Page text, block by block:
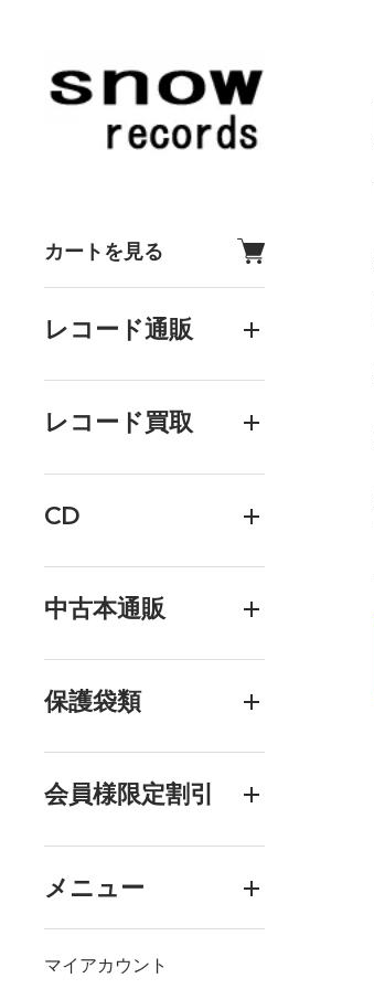
カートを見る
レコード通販
レコード買取
CD
中古本通販
保護袋類
会員様限定割引
メニュー
マイアカウント